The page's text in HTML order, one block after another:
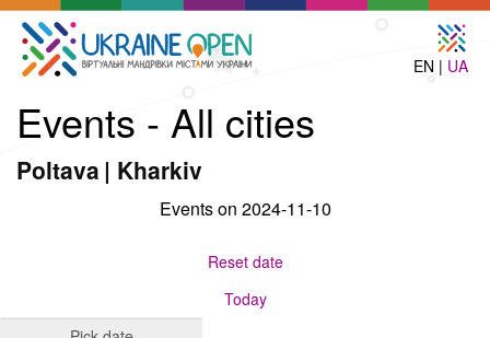
EN | UA
Events - All cities
Poltava | Kharkiv
Events on 2024-11-10
Reset date
Today